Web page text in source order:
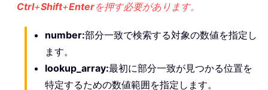
Ctrl+Shift+Enterを押す必要があります。
number:部分一致で検索する対象の数値を指定し
ます。
lookup_array:最初に部分一致が見つかる位置を
特定するための数値範囲を指定します。